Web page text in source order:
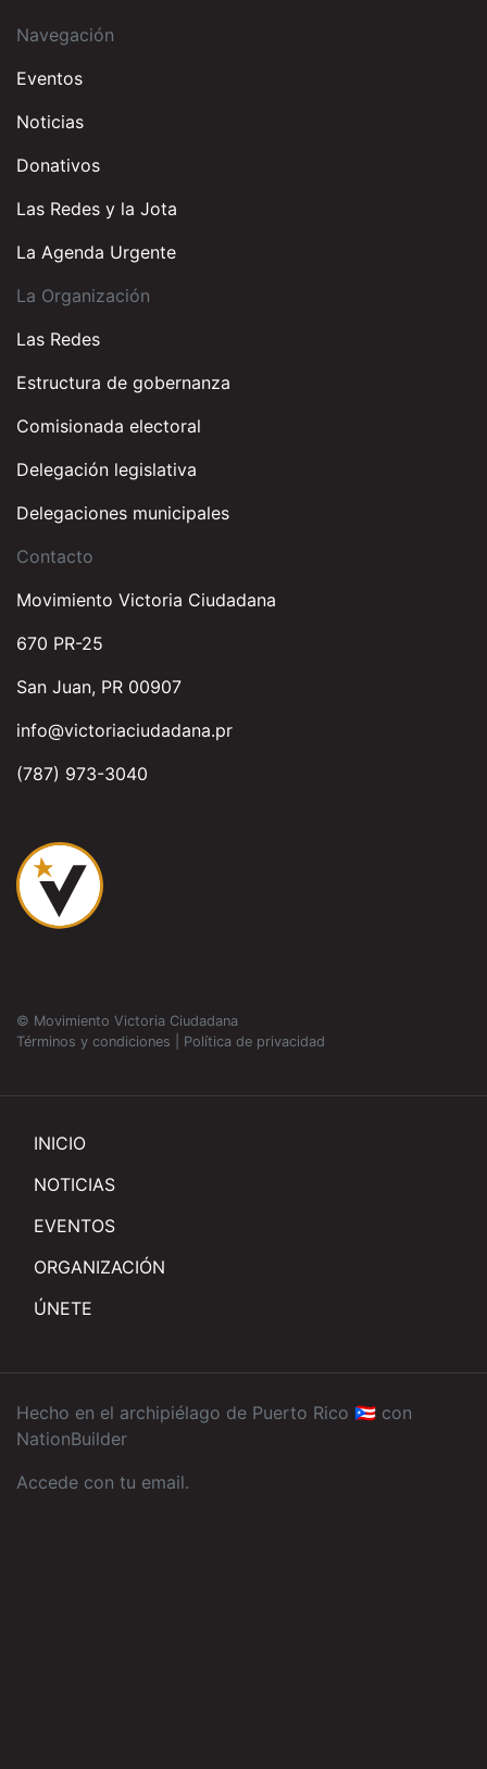
Navegación
Eventos
Noticias
Donativos
Las Redes y la Jota
La Agenda Urgente
La Organización
Las Redes
Estructura de gobernanza
Comisionada electoral
Delegación legislativa
Delegaciones municipales
Contacto
Movimiento Victoria Ciudadana
670 PR-25
San Juan, PR 00907
info@victoriaciudadana.pr
(787) 973-3040
© Movimiento Victoria Ciudadana
Términos y condiciones
Política de privacidad
INICIO
NOTICIAS
EVENTOS
ORGANIZACIÓN
ÚNETE
Hecho en el archipiélago de Puerto Rico 🇵🇷 con
NationBuilder
Accede con tu email.